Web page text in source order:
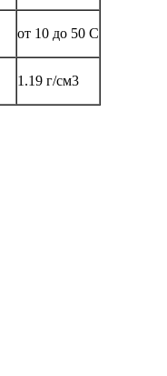
от 10 до 50 С
1.19 г/см3